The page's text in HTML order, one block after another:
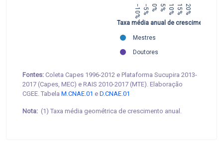
−10% −5% 0% 5% 10% 15% 20%
Mestres
Doutores
Taxa média anual de crescimento
Fontes: Coleta Capes 1996-2012 e Plataforma Sucupira 2013-
2017 (Capes, MEC) e RAIS 2010-2017 (MTE). Elaboração
CGEE. Tabela M.CNAE.01 e D.CNAE.01
Nota: (1) Taxa média geométrica de crescimento anual.